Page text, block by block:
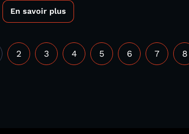
En savoir plus
2 3 4 5 6 7 8